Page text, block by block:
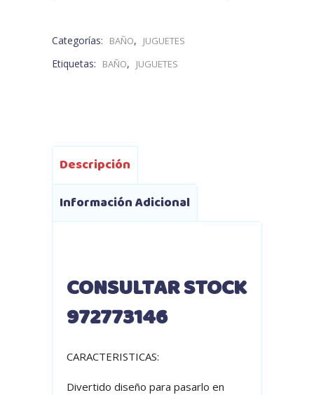
Categorías: BAÑO, JUGUETES
Etiquetas: BAÑO, JUGUETES
Descripción
Información Adicional
CONSULTAR STOCK
972773146
CARACTERISTICAS:
Divertido diseño para pasarlo en